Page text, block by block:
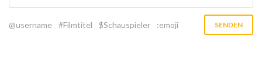
@username #Filmtitel $Schauspieler :emoji